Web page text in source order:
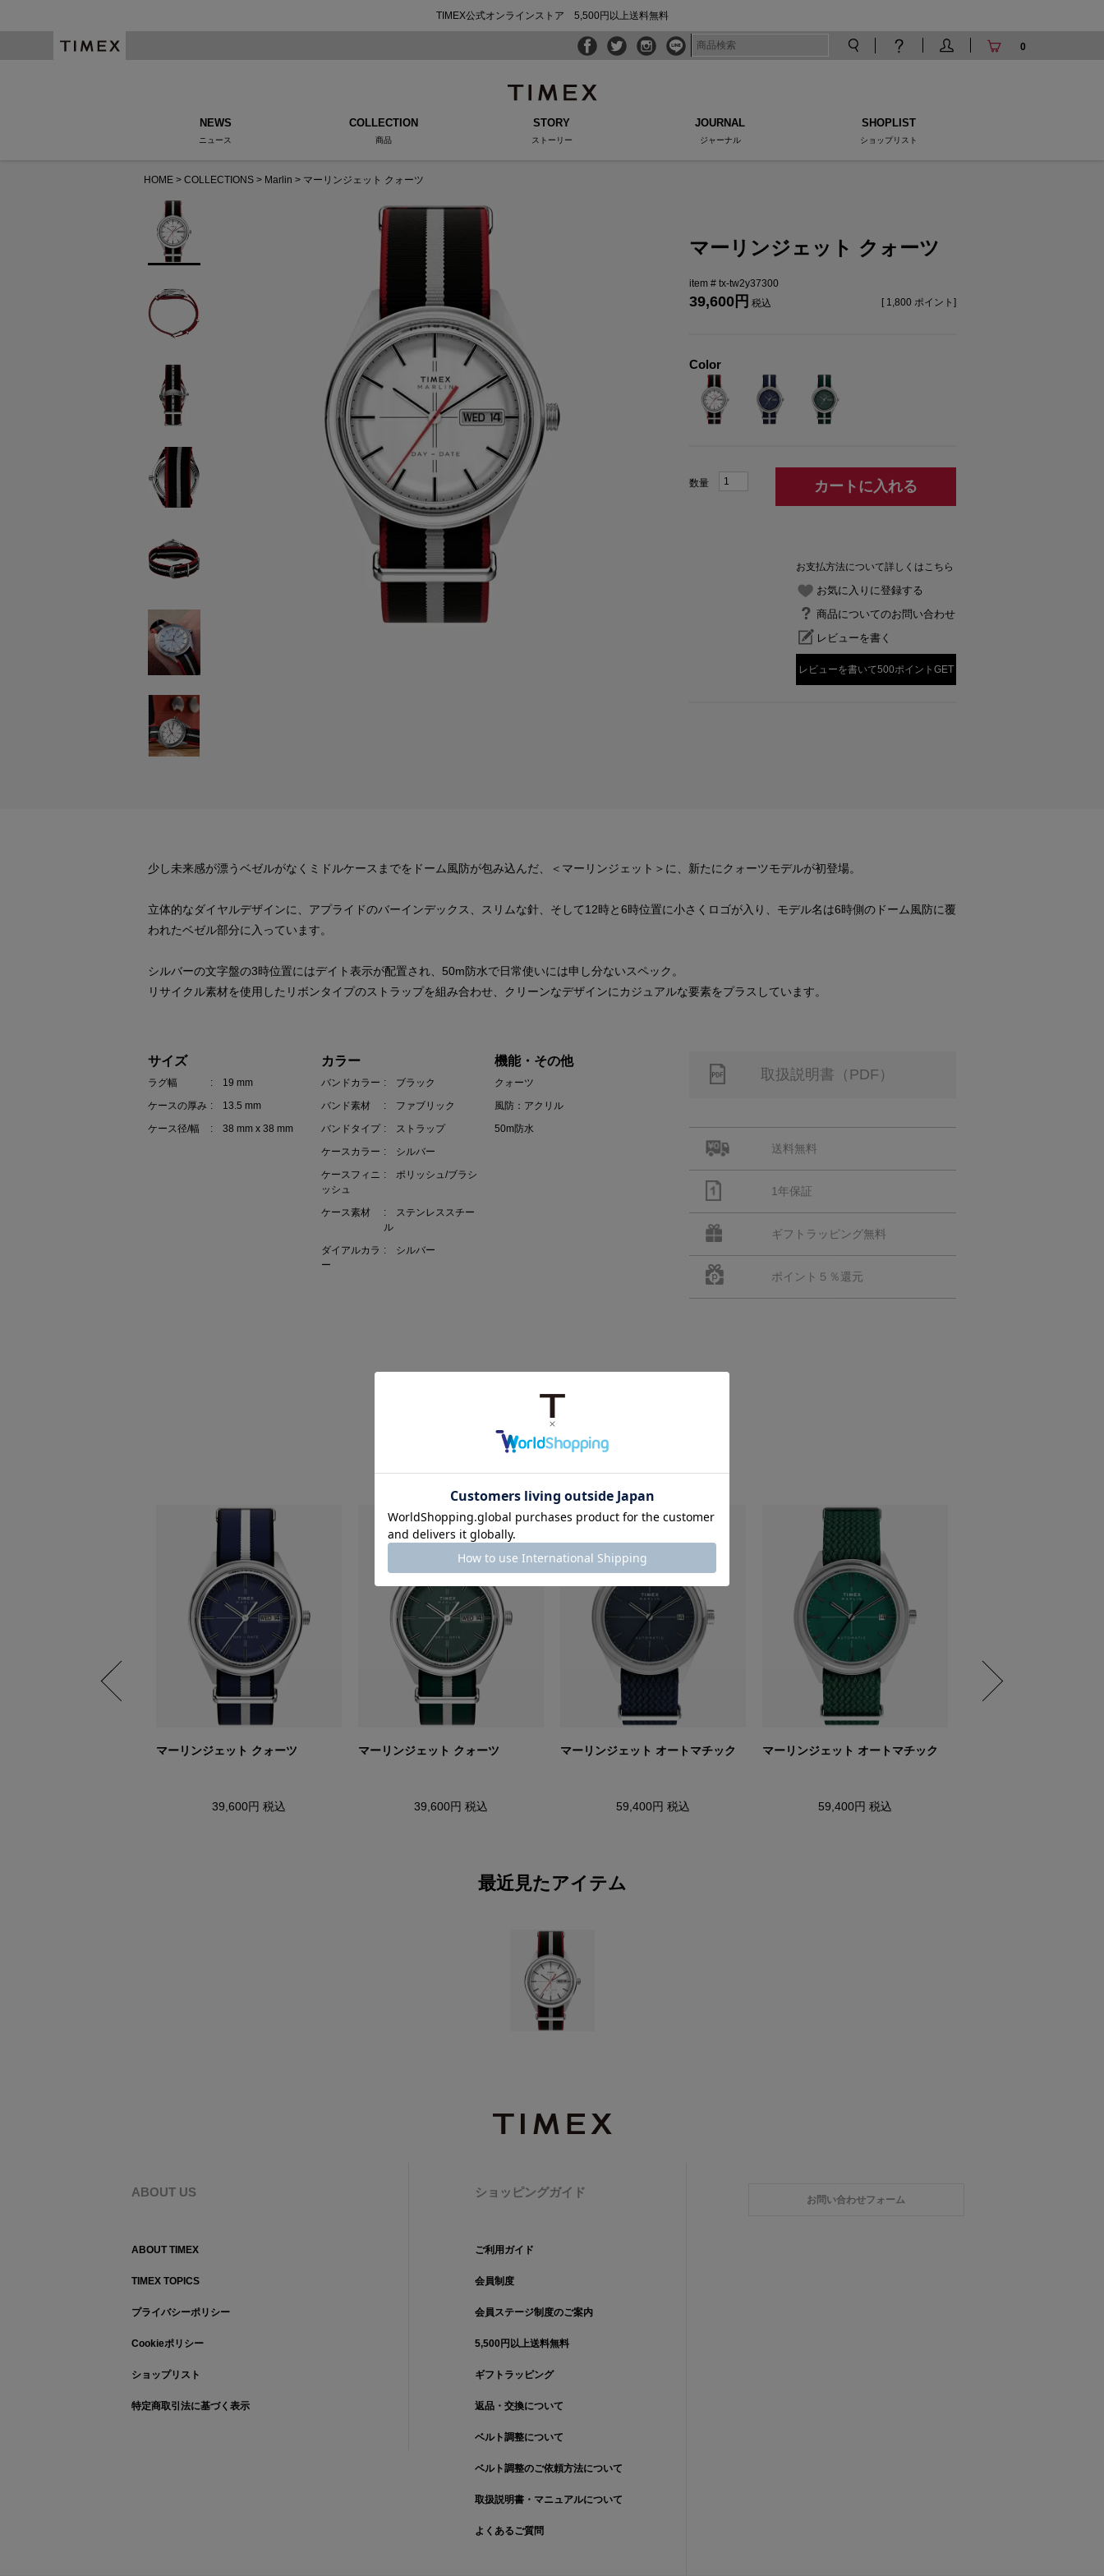
TIMEX公式オンラインストア 5,500円以上送料無料
0
NEWS
ニュース
COLLECTION
商品
STORY
ストーリー
JOURNAL
ジャーナル
SHOPLIST
ショップリスト
HOME COLLECTIONS Marlin マーリンジェット クォーツ
マーリンジェット クォーツ
tx-tw2y37300
39,600 税込 [ 1,800 ポイント]
Color
カートに入れる
お支払方法について詳しくはこちら
お気に入りに登録する
商品についてのお問い合わせ
レビューを書く
レビューを書いて500ポイントGET
少し未来感が漂うベゼルがなくミドルケースまでをドーム風防が包み込んだ、＜マーリンジェット＞に、新たにクォーツモデルが初登場。
立体的なダイヤルデザインに、アプライドのバーインデックス、スリムな針、そして12時と6時位置に小さくロゴが入り、モデル名は6時側のドーム風防に覆
われたベゼル部分に入っています。
シルバーの文字盤の3時位置にはデイト表示が配置され、50m防水で日常使いには申し分ないスペック。
リサイクル素材を使用したリボンタイプのストラップを組み合わせ、クリーンなデザインにカジュアルな要素をプラスしています。
サイズ
ラグ幅
: 19 mm
ケースの厚み : 13.5 mm
ケース径/幅
: 38 mm x 38 mm
カラー
バンドカラー : ブラック
バンド素材
: ファブリック
バンドタイプ : ストラップ
ケースカラー : シルバー
ケースフィニ
ッシュ
: ポリッシュ/ブラシ
ケース素材
: ステンレススチー
ル
ダイアルカラ
ー
: シルバー
機能・その他
クォーツ
風防：アクリル
50m防水
取扱説明書（PDF）
送料無料
1年保証
ギフトラッピング無料
ポイント５％還元
RECOMMEND ITEM
マーリンジェット クォーツ
39,600円 税込
マーリンジェット クォーツ
39,600円 税込
マーリンジェット オートマチック
59,400円 税込
マーリンジェット オートマチック
59,400円 税込
最近見たアイテム
ABOUT US
ABOUT TIMEX
TIMEX TOPICS
プライバシーポリシー
Cookieポリシー
ショップリスト
特定商取引法に基づく表示
ショッピングガイド
ご利用ガイド
会員制度
会員ステージ制度のご案内
5,500円以上送料無料
ギフトラッピング
返品・交換について
ベルト調整について
ベルト調整のご依頼方法について
取扱説明書・マニュアルについて
よくあるご質問
お問い合わせフォーム